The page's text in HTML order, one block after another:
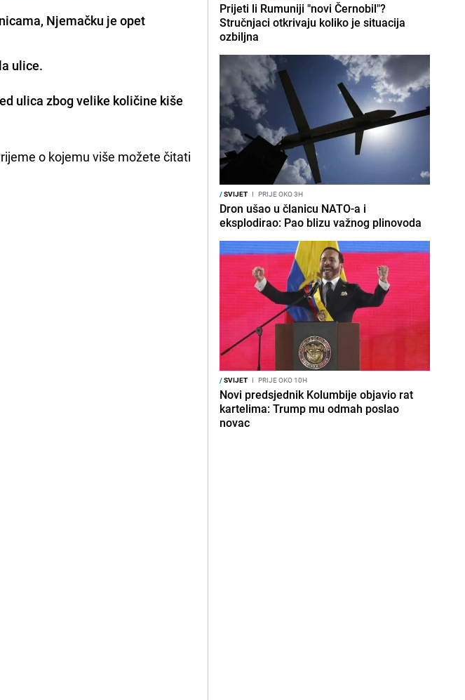
Njemačku je opet
ulice.
ulica zbog velike količine kiše
o kojemu više možete čitati
Prijeti li Rumuniji "novi Černobil"?
Stručnjaci otkrivaju koliko je situacija
ozbiljna
/SVIJET I PRIJE OKO 3H
Dron ušao u članicu NATO-a i
eksplodirao: Pao blizu važnog plinovoda
/SVIJET I PRIJE OKO 10H
Novi predsjednik Kolumbije objavio rat
kartelima: Trump mu odmah poslao
novac